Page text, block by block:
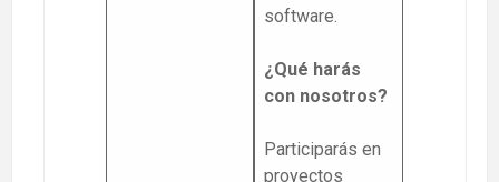
software.
¿Qué harás
con nosotros?
Participarás en
proyectos